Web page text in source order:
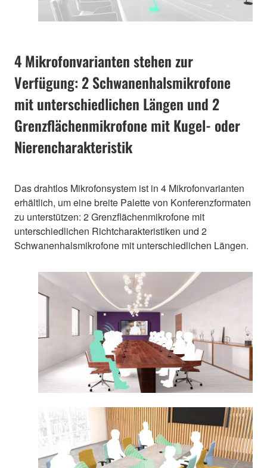
4 Mikrofonvarianten stehen zur
Verfügung: 2 Schwanenhalsmikrofone
mit unterschiedlichen Längen und 2
Grenzflächenmikrofone mit Kugel- oder
Nierencharakteristik
Das drahtlos Mikrofonsystem ist in 4 Mikrofonvarianten
erhältlich, um eine breite Palette von Konferenzformaten
zu unterstützen: 2 Grenzflächenmikrofone mit
unterschiedlichen Richtcharakteristiken und 2
Schwanenhalsmikrofone mit unterschiedlichen Längen.